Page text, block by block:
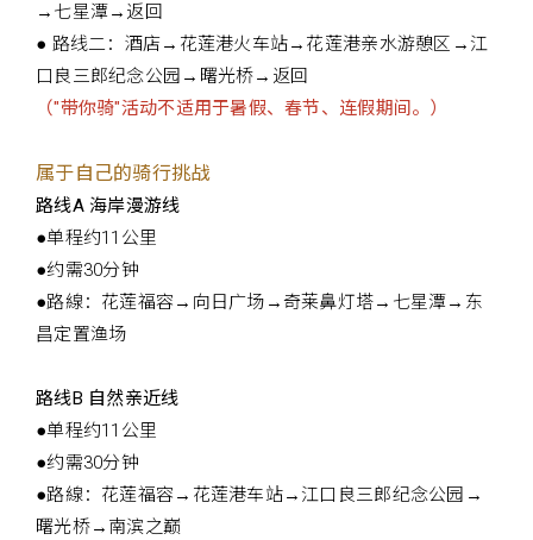
→七星潭→返回
● 路线二：酒店→花莲港火车站→花莲港亲水游憩区→江
口良三郎纪念公园→曙光桥→返回
（"带你骑"活动不适用于暑假、春节、连假期间。）
属于自己的骑行挑战
路线A 海岸漫游线
●单程约11公里
●约需30分钟
●路線：花莲福容→向日广场→奇莱鼻灯塔→七星潭→东
昌定置渔场
路线B 自然亲近线
●单程约11公里
●约需30分钟
●路線：花莲福容→花莲港车站→江口良三郎纪念公园→
曙光桥→南滨之巅